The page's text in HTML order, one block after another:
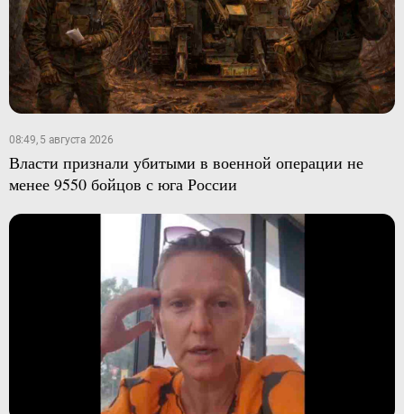
08:49, 5 августа 2026
Власти признали убитыми в военной операции не
менее 9550 бойцов с юга России